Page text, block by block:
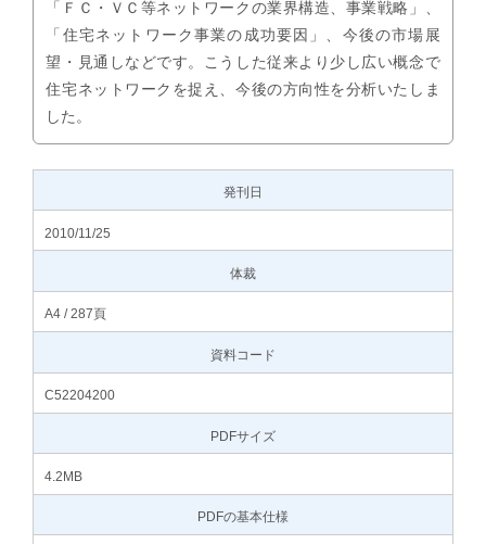
「ＦＣ・ＶＣ等ネットワークの業界構造、事業戦略」、
「住宅ネットワーク事業の成功要因」、今後の市場展
望・見通しなどです。こうした従来より少し広い概念で
住宅ネットワークを捉え、今後の方向性を分析いたしま
した。
発刊日
2010/11/25
体裁
A4 / 287頁
資料コード
C52204200
PDFサイズ
4.2MB
PDFの基本仕様